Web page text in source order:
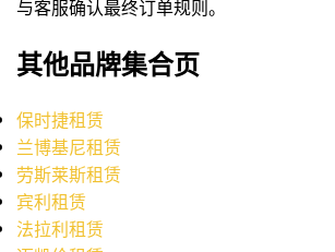
与客服确认最终订单规则。
其他品牌集合页
保时捷租赁
兰博基尼租赁
劳斯莱斯租赁
宾利租赁
法拉利租赁